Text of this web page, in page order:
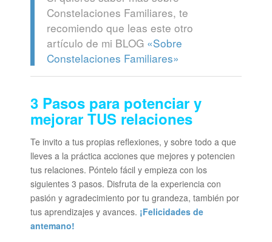
Constelaciones Familiares, te
recomiendo que leas este otro
artículo de mi BLOG «Sobre
Constelaciones Familiares»
3 Pasos para potenciar y
mejorar TUS relaciones
Te invito a tus propias reflexiones, y sobre todo a que
lleves a la práctica acciones que mejores y potencien
tus relaciones. Póntelo fácil y empieza con los
siguientes 3 pasos. Disfruta de la experiencia con
pasión y agradecimiento por tu grandeza, también por
tus aprendizajes y avances. ¡Felicidades de
antemano!